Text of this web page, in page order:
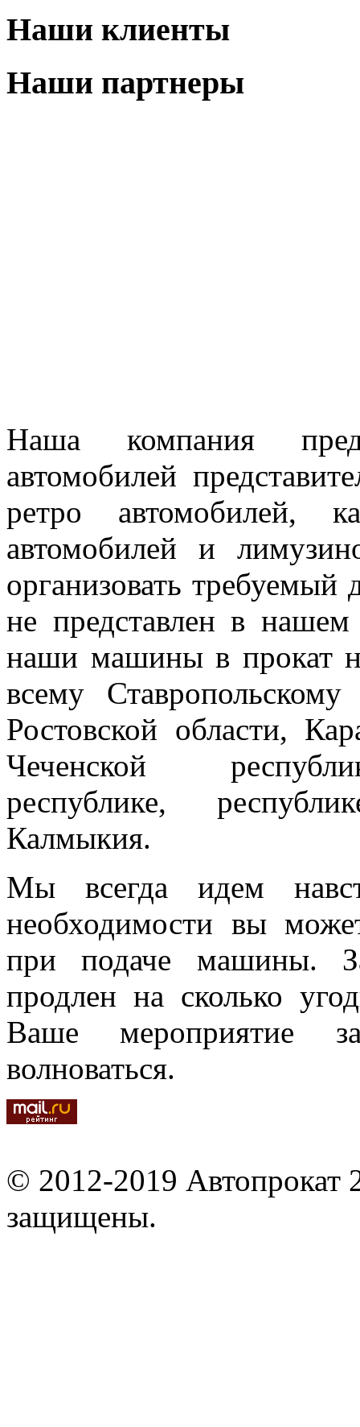
Наши клиенты
Наши партнеры
Наша компания
автомобилей
ретро автомобилей,
автомобилей и
организовать требуемый
не представлен в
наши машины в прокат
всему
Ростовской области,
Чеченской
республике,
Калмыкия.
Мы всегда идем
необходимости вы
при подаче машины.
продлен на сколько
Ваше мероприятие
волноваться.
© 2012-2019 Автопрокат
защищены.